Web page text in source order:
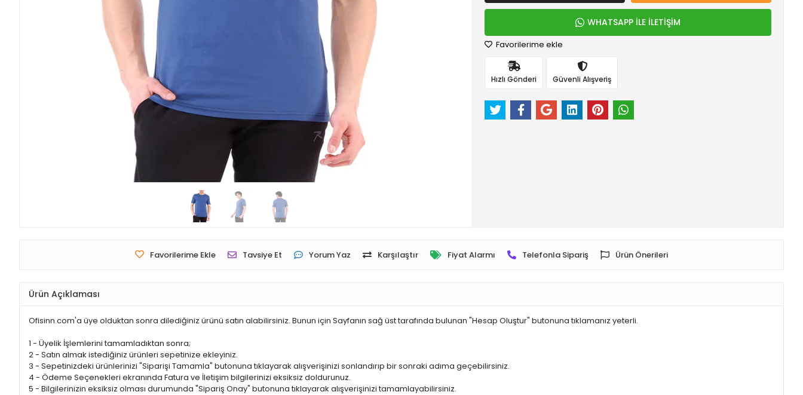
WHATSAPP İLE İLETİŞİM
Favorilerime ekle
Hızlı Gönderi Güvenli Alışveriş
Favorilerime Ekle Tavsiye Et Yorum Yaz Karşılaştır Fiyat Alarmı Telefonla Sipariş Ürün Önerileri
Ürün Açıklaması
Ofisinn.com'a üye olduktan sonra dilediğiniz ürünü satın alabilirsiniz. Bunun için Sayfanın sağ üst tarafında bulunan "Hesap Oluştur" butonuna tıklamanız yeterli.
1 - Üyelik İşlemlerini tamamladıktan sonra;
2 - Satın almak istediğiniz ürünleri sepetinize ekleyiniz.
3 - Sepetinizdeki ürünlerinizi "Siparişi Tamamla" butonuna tıklayarak alışverişinizi sonlandırıp bir sonraki adıma geçebilirsiniz.
4 - Ödeme Seçenekleri ekranında Fatura ve İletişim bilgilerinizi eksiksiz doldurunuz.
5 - Bilgilerinizin eksiksiz olması durumunda "Sipariş Onay" butonuna tıklayarak alışverişinizi tamamlayabilirsiniz.